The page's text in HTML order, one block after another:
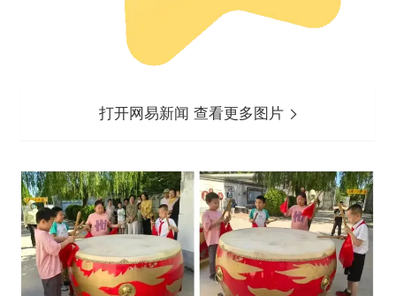
打开网易新闻 查看更多图片